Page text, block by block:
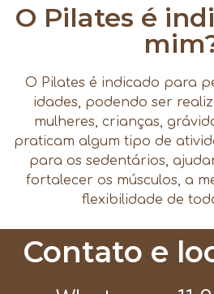
O Pilates é
O Pilates é indicado para
idades, podendo ser
mulheres, crianças,
praticam algum tipo de
para os sedentários,
fortalecer os músculos, a
flexibilidade de
Contato e